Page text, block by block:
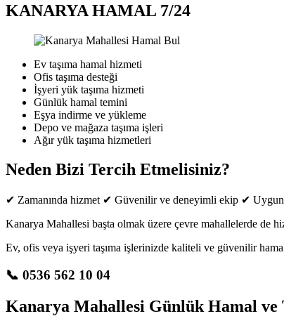
KANARYA HAMAL 7/24
Ev taşıma hamal hizmeti
Ofis taşıma desteği
İşyeri yük taşıma hizmeti
Günlük hamal temini
Eşya indirme ve yükleme
Depo ve mağaza taşıma işleri
Ağır yük taşıma hizmetleri
Neden Bizi Tercih Etmelisiniz?
✔ Zamanında hizmet ✔ Güvenilir ve deneyimli ekip ✔
Kanarya Mahallesi başta olmak üzere çevre mahallelerde de
Ev, ofis veya işyeri taşıma işlerinizde kaliteli ve güvenilir
📞 0536 562 10 04
Kanarya Mahallesi Günlük Hamal ve